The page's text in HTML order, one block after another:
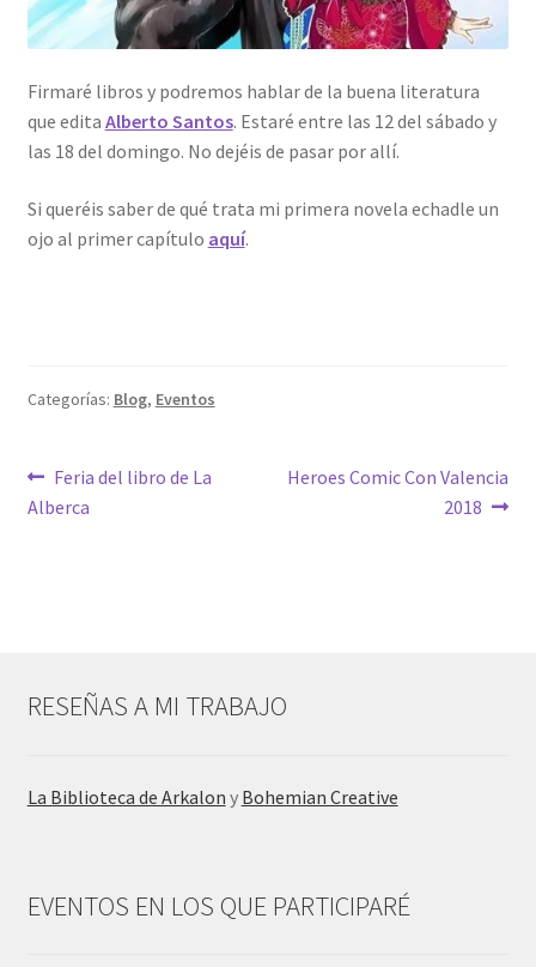
Firmaré libros y podremos hablar de la buena literatura
que edita Alberto Santos. Estaré entre las 12 del sábado y
las 18 del domingo. No dejéis de pasar por allí.
Si queréis saber de qué trata mi primera novela echadle un
ojo al primer capítulo aquí.
Categorías: Blog, Eventos
Navegación
de
Anterior:
Feria del libro de La
Alberca
Siguiente:
Heroes Comic Con Valencia
2018
RESEÑAS A MI TRABAJO
La Biblioteca de Arkalon y Bohemian Creative
EVENTOS EN LOS QUE PARTICIPARÉ